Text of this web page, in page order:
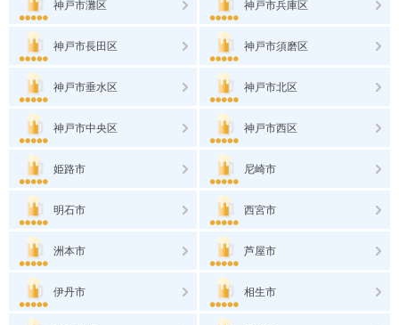
神戸市灘区 神戸市兵庫区
神戸市長田区 神戸市須磨区
神戸市垂水区 神戸市北区
神戸市中央区 神戸市西区
姫路市 尼崎市
明石市 西宮市
洲本市 芦屋市
伊丹市 相生市